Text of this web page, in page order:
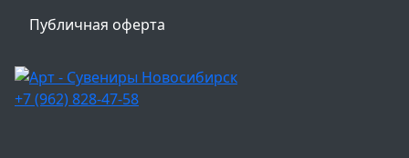
Публичная оферта
+7 (962) 828-47-58